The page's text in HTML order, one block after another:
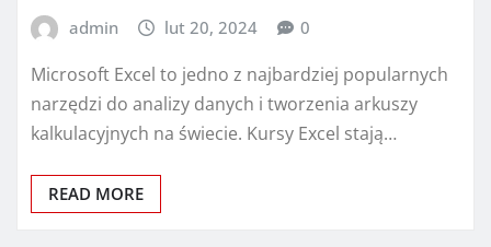
admin lut 20, 2024 0
Microsoft Excel to jedno z najbardziej popularnych
narzędzi do analizy danych i tworzenia arkuszy
kalkulacyjnych na świecie. Kursy Excel stają…
READ MORE